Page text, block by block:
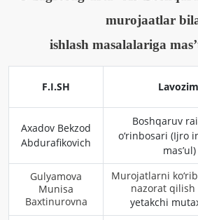
murojaatlar
ishlash masalalariga
F.I.SH
Axadov Bekzod
Abdurafikovich
Boshqaruv
o‘rinbosari (Ijro
mas’ul)
Gulyamova
Munisa
Baxtinurovna
Murojatlarni
nazorat qilish
yetakchi